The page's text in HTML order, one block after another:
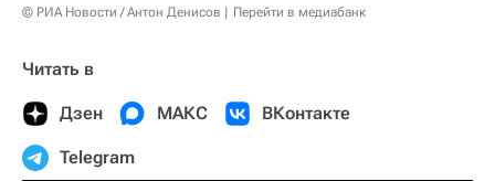
© РИА Новости / Антон Денисов Перейти в медиабанк
Читать в
Дзен МАКС ВКонтакте
Telegram